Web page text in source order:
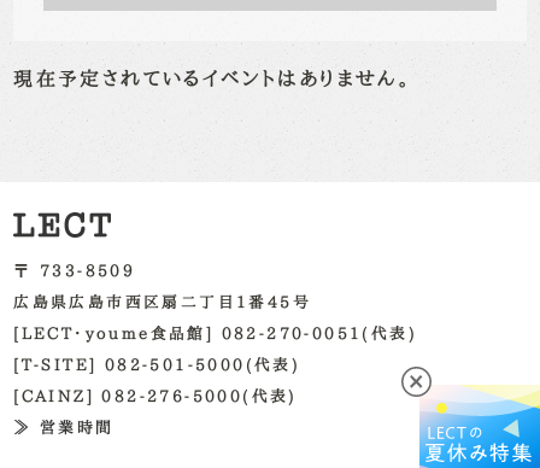
現在予定されているイベントはありません。
〒 733-8509
広島県広島市西区扇二丁目1番45号
[LECT・youme食品館] 082-270-0051(代表)
[T-SITE] 082-501-5000(代表)
[CAINZ] 082-276-5000(代表)
≫ 営業時間